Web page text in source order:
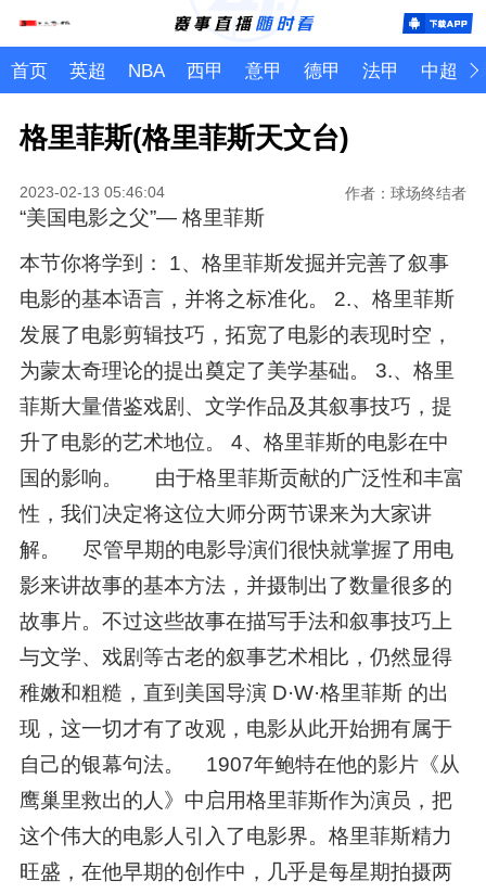
首页 英超 NBA 西甲 意甲 德甲 法甲 中超
格里菲斯(格里菲斯天文台)
2023-02-13 05:46:04 作者：球场终结者
“美国电影之父”— 格里菲斯
本节你将学到： 1、格里菲斯发掘并完善了叙事
电影的基本语言，并将之标准化。 2.、格里菲斯
发展了电影剪辑技巧，拓宽了电影的表现时空，
为蒙太奇理论的提出奠定了美学基础。 3.、格里
菲斯大量借鉴戏剧、文学作品及其叙事技巧，提
升了电影的艺术地位。 4、格里菲斯的电影在中
国的影响。 由于格里菲斯贡献的广泛性和丰富
性，我们决定将这位大师分两节课来为大家讲
解。 尽管早期的电影导演们很快就掌握了用电
影来讲故事的基本方法，并摄制出了数量很多的
故事片。不过这些故事在描写手法和叙事技巧上
与文学、戏剧等古老的叙事艺术相比，仍然显得
稚嫩和粗糙，直到美国导演 D·W·格里菲斯 的出
现，这一切才有了改观，电影从此开始拥有属于
自己的银幕句法。 1907年鲍特在他的影片《从
鹰巢里救出的人》中启用格里菲斯作为演员，把
这个伟大的电影人引入了电影界。格里菲斯精力
旺盛，在他早期的创作中，几乎是每星期拍摄两